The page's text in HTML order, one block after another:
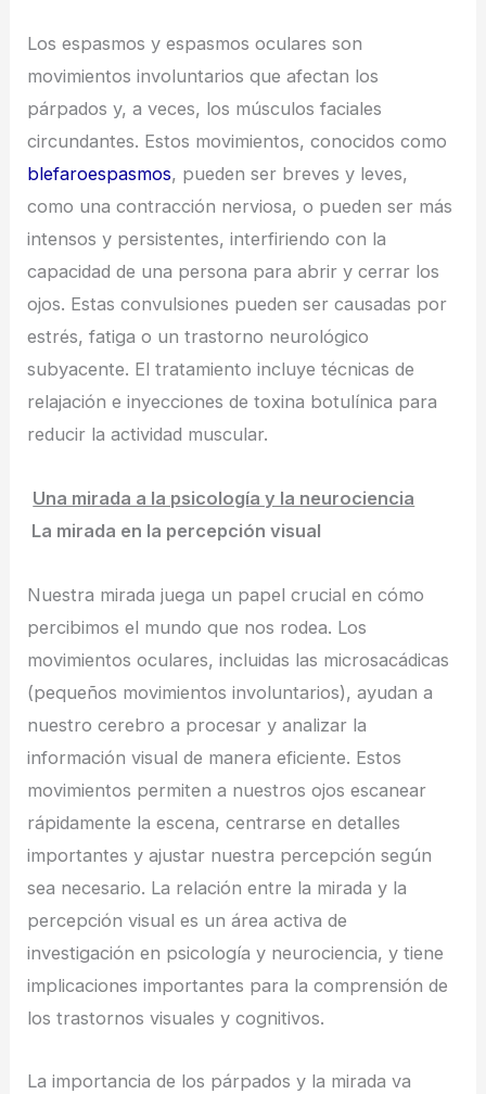
Los espasmos y espasmos oculares son
movimientos involuntarios que afectan los
párpados y, a veces, los músculos faciales
circundantes. Estos movimientos, conocidos como
blefaroespasmos, pueden ser breves y leves,
como una contracción nerviosa, o pueden ser más
intensos y persistentes, interfiriendo con la
capacidad de una persona para abrir y cerrar los
ojos. Estas convulsiones pueden ser causadas por
estrés, fatiga o un trastorno neurológico
subyacente. El tratamiento incluye técnicas de
relajación e inyecciones de toxina botulínica para
reducir la actividad muscular.
Una mirada a la psicología y la neurociencia
La mirada en la percepción visual
Nuestra mirada juega un papel crucial en cómo
percibimos el mundo que nos rodea. Los
movimientos oculares, incluidas las microsacádicas
(pequeños movimientos involuntarios), ayudan a
nuestro cerebro a procesar y analizar la
información visual de manera eficiente. Estos
movimientos permiten a nuestros ojos escanear
rápidamente la escena, centrarse en detalles
importantes y ajustar nuestra percepción según
sea necesario. La relación entre la mirada y la
percepción visual es un área activa de
investigación en psicología y neurociencia, y tiene
implicaciones importantes para la comprensión de
los trastornos visuales y cognitivos.
La importancia de los párpados y la mirada va